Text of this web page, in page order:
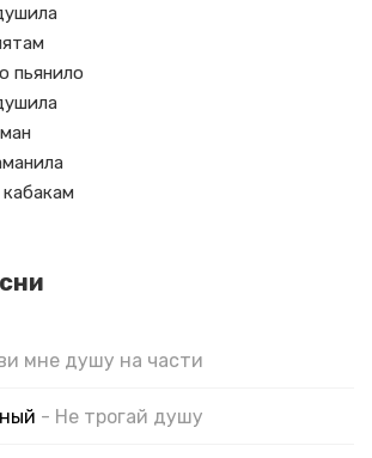
пьянило
мне душу на части
- Не трогай душу